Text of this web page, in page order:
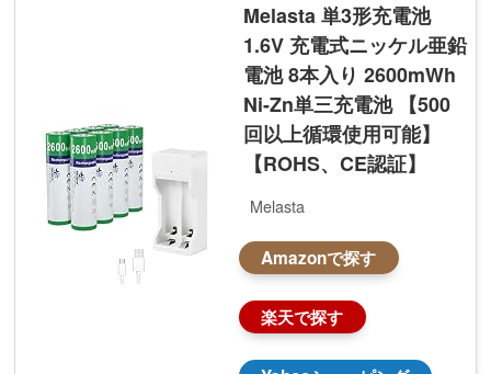
Melasta 単3形充電池
1.6V 充電式ニッケル亜鉛
電池 8本入り 2600mWh
Ni-Zn単三充電池 【500
回以上循環使用可能】
【ROHS、CE認証】
Melasta
Amazonで探す
楽天で探す